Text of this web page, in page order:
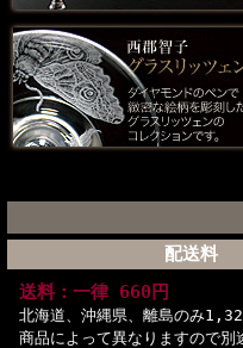
配送料
送料：一律 660円
北海道、沖縄県、離島のみ
商品によって異なりますので別